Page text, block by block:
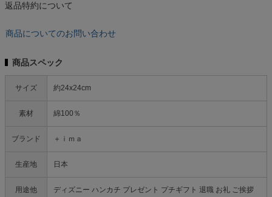
返品特約について
商品についてのお問い合わせ
商品スペック
サイズ 約24x24cm
素材 綿100％
ブランド ＋ｉｍａ
生産地 日本
用途他
ディズニー ハンカチ プレゼント プチギフト 退職 お礼 ご挨拶